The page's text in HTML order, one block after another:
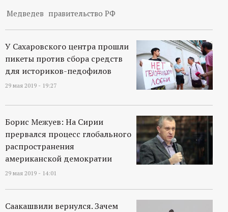
Медведев правительство РФ
У Сахаровского центра прошли
пикеты против сбора средств
для историков-педофилов
29 мая 2019 - 19:27
Борис Межуев: На Сирии
прервался процесс глобального
распространения
американской демократии
29 мая 2019 - 14:01
Саакашвили вернулся. Зачем